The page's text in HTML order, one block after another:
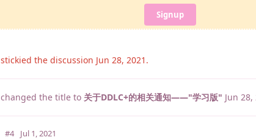
Signup
stickied the discussion Jun 28, 2021 .
changed the title to 关于DDLC+的相关通知——"学习版" Jun 28,
#4 Jul 1, 2021